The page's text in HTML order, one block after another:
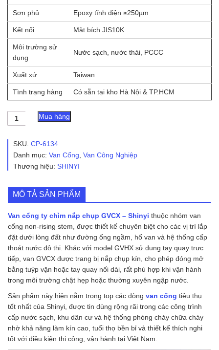
Sơn phủ Epoxy tĩnh điện ≥250µm
Kết nối Mặt bích JIS10K
Môi trường sử
dụng
Nước sạch, nước thải, PCCC
Xuất xứ Taiwan
Tình trạng hàng Có sẵn tại kho Hà Nội & TP.HCM
Van
cổng
chìm
chụp
GVCX
số
lượng
Mua hàng
SKU: CP-6134
Danh mục: Van Cổng, Van Công Nghiệp
Thương hiệu: SHINYI
MÔ TẢ SẢN PHẨM
Van cổng ty chìm nắp chụp GVCX – Shinyi thuộc nhóm van
cổng non-rising stem, được thiết kế chuyên biệt cho các vị trí lắp
đặt dưới lòng đất như đường ống ngầm, hố van và hệ thống cấp
thoát nước đô thị. Khác với model GVHX sử dụng tay quay trực
tiếp, van GVCX được trang bị nắp chụp kín, cho phép đóng mở
bằng tuýp vặn hoặc tay quay nối dài, rất phù hợp khi vận hành
trong môi trường chật hẹp hoặc thường xuyên ngập nước.
Sản phẩm này hiện nằm trong top các dòng van cổng tiêu thụ
tốt nhất của Shinyi, được tin dùng rộng rãi trong các công trình
cấp nước sạch, khu dân cư và hệ thống phòng cháy chữa cháy
nhờ khả năng làm kín cao, tuổi thọ bền bỉ và thiết kế thích nghi
tốt với điều kiện thi công, vận hành tại Việt Nam.